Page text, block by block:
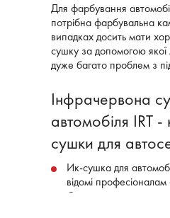
Для фарбування
потрібна фарбувальна
випадках досить мати
сушку за допомогою
дуже багато проблем з
Інфрачервона
автомобіля IRT
сушки для
Ик-сушка для
відомі професіоналам
Саме грамотне
інфрачервоної